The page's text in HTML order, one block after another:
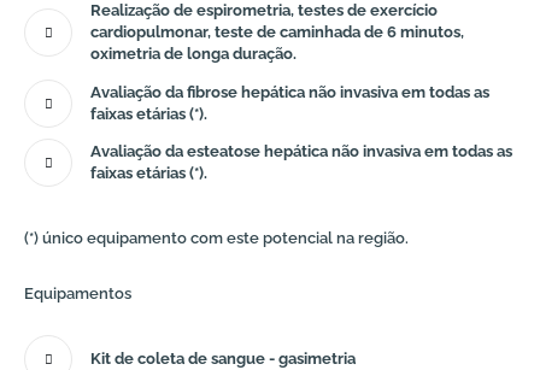
Realização de espirometria, testes de exercício
cardiopulmonar, teste de caminhada de 6 minutos,
oximetria de longa duração.
Avaliação da fibrose hepática não invasiva em todas as
faixas etárias (*).
Avaliação da esteatose hepática não invasiva em todas as
faixas etárias (*).
(*) único equipamento com este potencial na região.
Equipamentos
Kit de coleta de sangue - gasimetria